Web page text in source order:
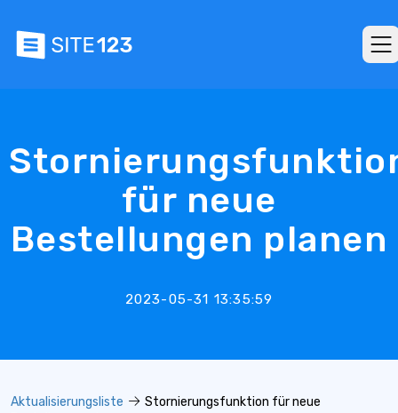
für neue
Bestellungen planen
2023-05-31 13:35:59
Aktualisierungsliste
Stornierungsfunktion für neue